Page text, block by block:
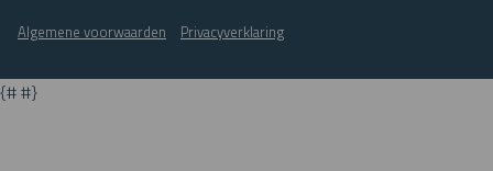
Algemene voorwaarden Privacyverklaring
{# #}